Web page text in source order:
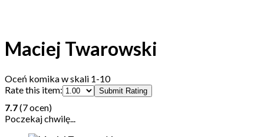
Maciej Twarowski
Oceń komika w skali 1-10
Rate this item:
Submit Rating
7.7(7 ocen)
Poczekaj chwilę...